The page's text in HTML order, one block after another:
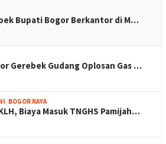
Bupati Bogor Berkantor di M…
Gerebek Gudang Oplosan Gas …
, BOGOR RAYA
Biaya Masuk TNGHS Pamijah…